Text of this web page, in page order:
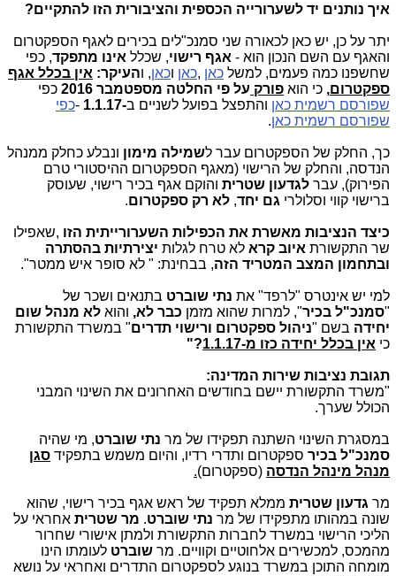
איך נותנים יד לשערורייה הכספית והציבורית הזו להתקיים?
יתר על כן, יש כאן לכאורה שני סמנכ"לים בכירים לאגף הספקטרום
והאגף עם השם הנכון הוא - אגף רישוי, שכלל אינו מתפקד, כפי
שחשפנו כמה פעמים, למשל כאן ,כאן וכאן, והעיקר: אין בכלל אגף
ספקטרום, כי הוא פורק על פי החלטה מספטמבר 2016
כפי
שפורסם רשמית כאן והתפצל בפועל לשניים ב - 1.1.17- כפי
שפורסם רשמית כאן.
כך, החלק של הספקטרום עבר לשמילה מימון ונבלע כחלק ממנהל
הנדסה, והחלק של הרישוי (מאגף הספקטרום ההיסטורי טרם
הפירוק), עבר לגדעון שטרית והוקם אגף בכיר רישוי, שעוסק
ברישוי קווי וסלולרי גם יחד, לא רק ספקטרום.
כיצד הנציבות מאשרת את הכפילות השערורייתית הזו ,שאפילו
שר התקשורת איוב קרא לא טרח לגלות יצירתיות בהסתרה
ובתחמון המצב המטריד הזה, בבחינת: " לא סופר איש ממטר".
למי יש אינטרס "לרפד" את נתי שוברט בתנאים ושכר של
"סמנכ"ל בכיר", למרות שהוא מזמן כבר לא, והוא לא מנהל שום
יחידה בשם "ניהול ספקטרום ורישוי תדרים" במשרד התקשורת
כי אין בכלל יחידה כזו מ-1.1.17 "?
תגובת נציבות שירות המדינה:
"משרד התקשורת יישם בחודשים האחרונים את השינוי המבני
הכולל שערך.
במסגרת השינוי השתנה תפקידו של מר נתי שוברט, מי שהיה
סמנכ"ל בכיר ספקטרום ותדרי רדיו, והיום משמש בתפקיד סגן
מנהל מינהל הנדסה (ספקטרום).
מר גדעון שטרית ממלא תפקיד של ראש אגף בכיר רישוי, שהוא
שונה במהותו מתפקידו של מר נתי שוברט. מר שטרית אחראי על
הליכי הרישוי במשרד לחברות התקשורת ולמתן אישורי שחרור
מהמכס, למכשירים אלחוטיים וקוויים. מר שוברט לעומתו הינו
מומחה התוכן במשרד בנוגע לספקטרום התדרים ואחראי על נושא